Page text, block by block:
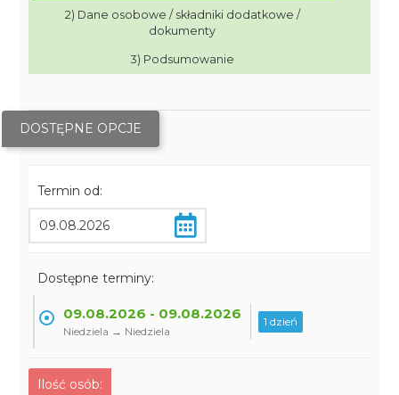
2) Dane osobowe / składniki dodatkowe /
dokumenty
3) Podsumowanie
DOSTĘPNE OPCJE
Termin od:
Dostępne terminy:
09.08.2026 - 09.08.2026
Niedziela → Niedziela
1 dzień
Ilość osób: